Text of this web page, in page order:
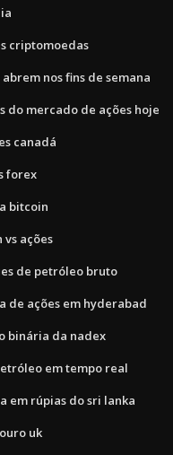
criptomoedas
nos fins de semana
do mercado de ações hoje
canadá
forex
bitcoin
ações
de petróleo bruto
de ações em hyderabad
binária da nadex
em tempo real
em rúpias do sri lanka
uk